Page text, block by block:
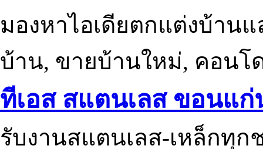
มองหาไอเดียตกแต่งบ้าน
บ้าน, ขายบ้านใหม่, คอนโ
ทีเอส สแตนเลส ขอนแก่
รับงานสแตนเลส-เหล็กทุ